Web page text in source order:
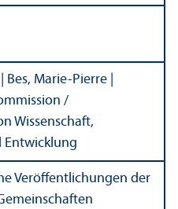
Marie-Pierre |
/
Wissenschaft,
Entwicklung
Veröffentlichungen der